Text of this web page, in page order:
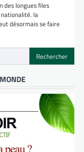
des longues files
la
désormais se faire